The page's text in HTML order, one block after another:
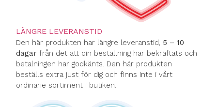
LÄNGRE LEVERANSTID
Den här produkten har längre leveranstid, 5 – 10
dagar från det att din beställning har bekräftats och
betalningen har godkänts. Den här produkten
beställs extra just för dig och finns inte i vårt
ordinarie sortiment i butiken.